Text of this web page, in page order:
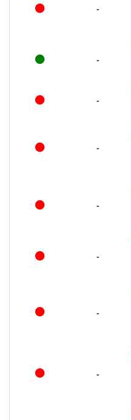
-
-
-
-
-
-
-
-